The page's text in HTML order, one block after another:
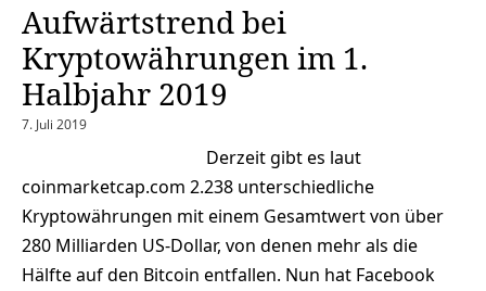
Aufwärtstrend bei
Kryptowährungen im 1.
Halbjahr 2019
7. Juli 2019
Derzeit gibt es laut
coinmarketcap.com 2.238 unterschiedliche
Kryptowährungen mit einem Gesamtwert von über
280 Milliarden US-Dollar, von denen mehr als die
Hälfte auf den Bitcoin entfallen. Nun hat Facebook